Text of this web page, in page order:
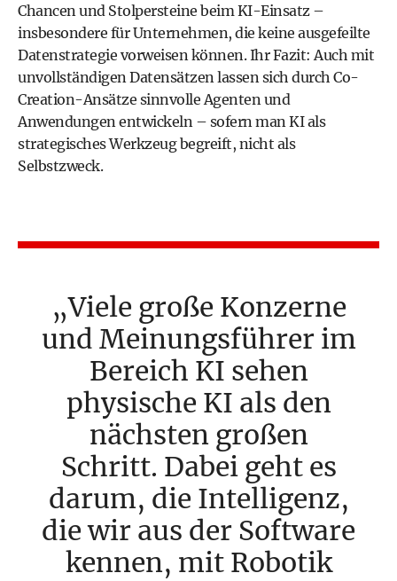
Chancen und Stolpersteine beim KI-Einsatz –
insbesondere für Unternehmen, die keine ausgefeilte
Datenstrategie vorweisen können. Ihr Fazit: Auch mit
unvollständigen Datensätzen lassen sich durch Co-
Creation-Ansätze sinnvolle Agenten und
Anwendungen entwickeln – sofern man KI als
strategisches Werkzeug begreift, nicht als
Selbstzweck.
Viele große Konzerne
und Meinungsführer im
Bereich KI sehen
physische KI als den
nächsten großen
Schritt. Dabei geht es
darum, die Intelligenz,
die wir aus der Software
kennen, mit Robotik